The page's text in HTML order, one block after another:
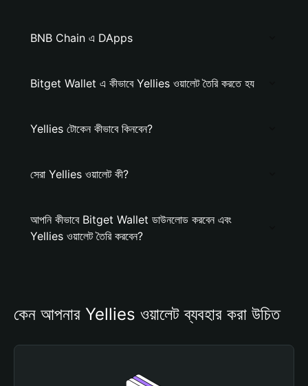
BNB Chain এ DApps
Bitget Wallet এ কীভাবে Yellies ওয়ালেট তৈরি করতে হয
Yellies টোকেন কীভাবে কিনবেন?
সেরা Yellies ওয়ালেট কী?
আপনি কীভাবে Bitget Wallet ডাউনলোড করবেন এবং
Yellies ওয়ালেট তৈরি করবেন?
কেন আপনার Yellies ওয়ালেট ব্যবহার করা উচিত